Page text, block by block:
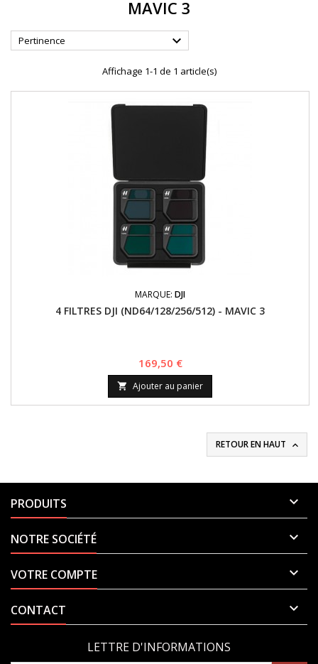
MAVIC 3
Pertinence 
Affichage 1-1 de 1 article(s)
MARQUE: DJI
4 FILTRES DJI (ND64/128/256/512) - MAVIC 3
Prix
169,50 €
 Ajouter au panier
RETOUR EN HAUT 
PRODUITS 
NOTRE SOCIÉTÉ 
VOTRE COMPTE 
CONTACT 
LETTRE D'INFORMATIONS